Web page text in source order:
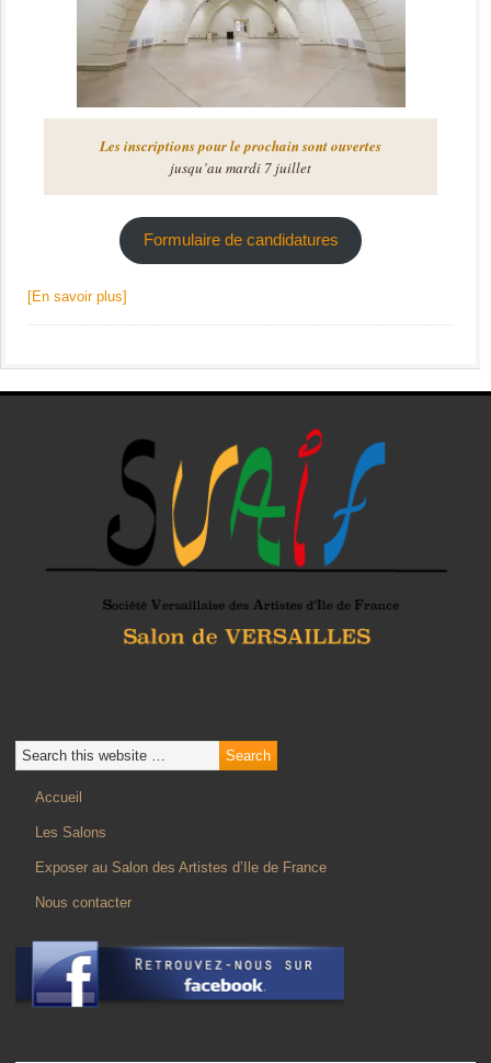
Les inscriptions pour le prochain sont ouvertes
jusqu’au mardi 7 juillet
Formulaire de candidatures
[En savoir plus]
Accueil
Les Salons
Exposer au Salon des Artistes d’Ile de France
Nous contacter